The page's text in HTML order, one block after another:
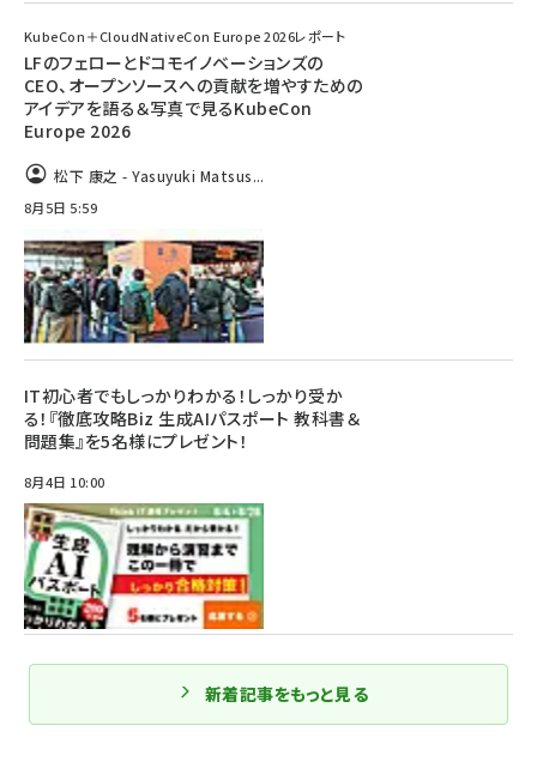
KubeCon＋CloudNativeCon Europe 2026レポート
LFのフェローとドコモイノベーションズの
CEO、オープンソースへの貢献を増やすための
アイデアを語る＆写真で見るKubeCon
Europe 2026
松下 康之 - Yasuyuki Matsus...
8月5日 5:59
IT初心者でもしっかりわかる！しっかり受か
る！『徹底攻略Biz 生成AIパスポート 教科書＆
問題集』を5名様にプレゼント！
8月4日 10:00
新着記事をもっと見る